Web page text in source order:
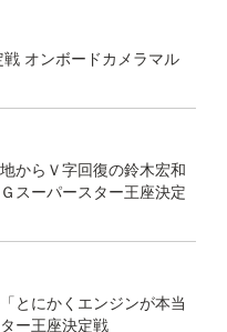
戦 オンボードカメラマル
からＶ字回復の鈴木宏和
スーパースター王座決定
とにかくエンジンが本当
ー王座決定戦